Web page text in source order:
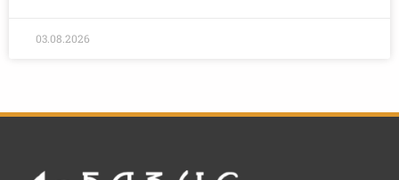
03.08.2026